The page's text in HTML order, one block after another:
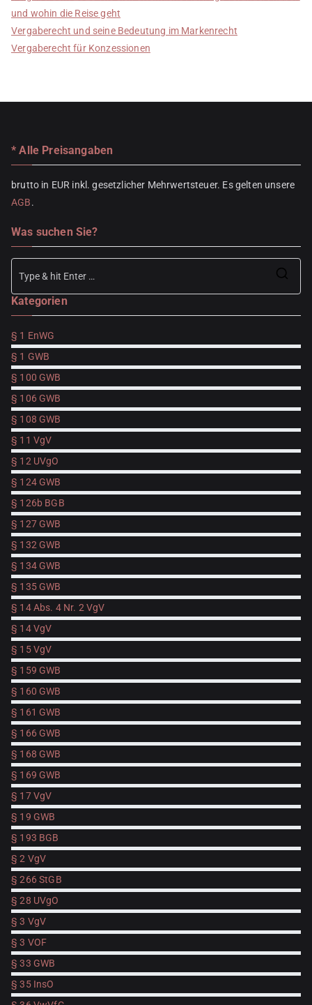
und wohin die Reise geht
Vergaberecht und seine Bedeutung im Markenrecht
Vergaberecht für Konzessionen
* Alle Preisangaben
brutto in EUR inkl. gesetzlicher Mehrwertsteuer. Es gelten unsere
AGB.
Was suchen Sie?
Kategorien
§ 1 EnWG
§ 1 GWB
§ 100 GWB
§ 106 GWB
§ 108 GWB
§ 11 VgV
§ 12 UVgO
§ 124 GWB
§ 126b BGB
§ 127 GWB
§ 132 GWB
§ 134 GWB
§ 135 GWB
§ 14 Abs. 4 Nr. 2 VgV
§ 14 VgV
§ 15 VgV
§ 159 GWB
§ 160 GWB
§ 161 GWB
§ 166 GWB
§ 168 GWB
§ 169 GWB
§ 17 VgV
§ 19 GWB
§ 193 BGB
§ 2 VgV
§ 266 StGB
§ 28 UVgO
§ 3 VgV
§ 3 VOF
§ 33 GWB
§ 35 InsO